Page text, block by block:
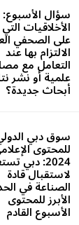
سؤال
الأخلاقيات
على الصحفي
الالتزام بها عند
التعامل مع
علمية أو نشر
أبحاث جديدة؟
سوق دبي
للمحتوى
2024: دبي
لاستقبال قادة
الصناعة في
الأبرز للمحتوى
الأسبوع القادم